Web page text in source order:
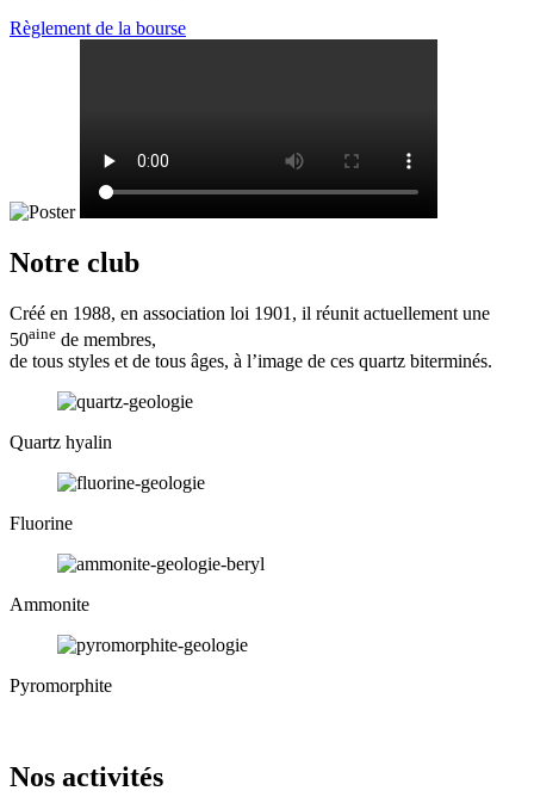
Règlement de la bourse
Notre club
Créé en 1988, en association loi 1901, il réunit actuellement une
50aine de membres,
de tous styles et de tous âges, à l’image de ces quartz biterminés.
Quartz hyalin
Fluorine
Ammonite
Pyromorphite
Nos activités